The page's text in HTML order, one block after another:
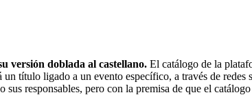
versión doblada al castellano. El catálogo de la
título ligado a un evento específico, a través de
responsables, pero con la premisa de que el